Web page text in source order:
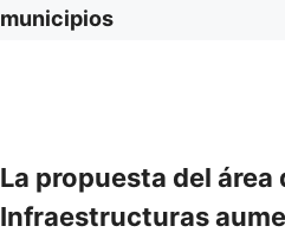
municipios
La propuesta del área
Infraestructuras